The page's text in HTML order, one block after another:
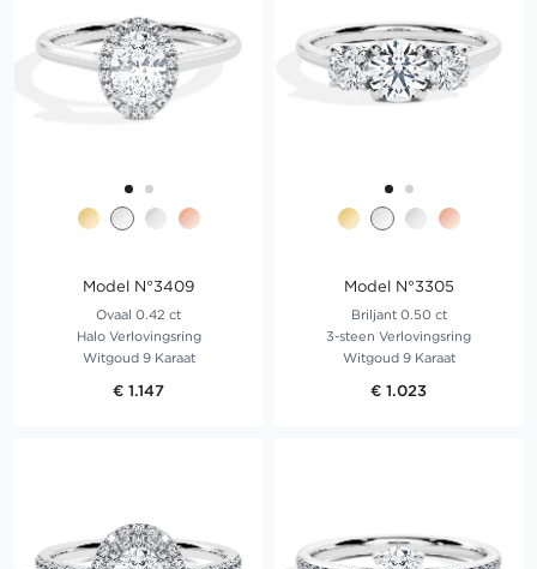
Model N°3409
Ovaal 0.42 ct
Halo Verlovingsring
Witgoud 9 Karaat
€ 1.147
Model N°3305
Briljant 0.50 ct
3-steen Verlovingsring
Witgoud 9 Karaat
€ 1.023